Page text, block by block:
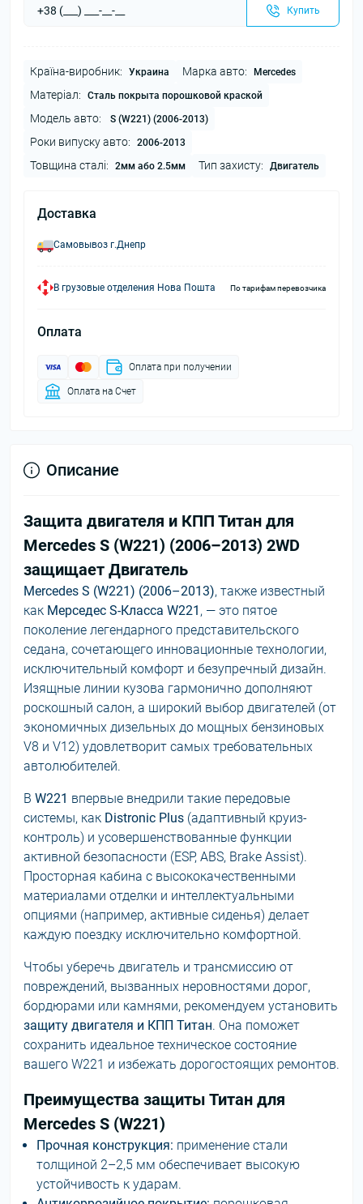
Купить
Країна-виробник: Украина Марка авто: Mercedes
Матеріал: Сталь покрыта порошковой краской
Модель авто: S (W221) (2006-2013)
Роки випуску авто: 2006-2013
Товщина сталі: 2мм або 2.5мм Тип захисту: Двигатель
Доставка
Самовывоз г.Днепр
В грузовые отделения Нова Пошта По тарифам перевозчика
Оплата
Оплата при получении
Оплата на Счет
Описание
Защита двигателя и КПП Титан для
Mercedes S (W221) (2006–2013) 2WD
защищает Двигатель
Mercedes S (W221) (2006–2013), также известный
как Мерседес S-Класса W221 , — это пятое
поколение легендарного представительского
седана, сочетающего инновационные технологии,
исключительный комфорт и безупречный дизайн.
Изящные линии кузова гармонично дополняют
роскошный салон, а широкий выбор двигателей (от
экономичных дизельных до мощных бензиновых
V8 и V12) удовлетворит самых требовательных
автолюбителей.
В W221 впервые внедрили такие передовые
системы, как Distronic Plus (адаптивный круиз-
контроль) и усовершенствованные функции
активной безопасности (ESP, ABS, Brake Assist).
Просторная кабина с высококачественными
материалами отделки и интеллектуальными
опциями (например, активные сиденья) делает
каждую поездку исключительно комфортной.
Чтобы уберечь двигатель и трансмиссию от
повреждений, вызванных неровностями дорог,
бордюрами или камнями, рекомендуем установить
защиту двигателя и КПП Титан. Она поможет
сохранить идеальное техническое состояние
вашего W221 и избежать дорогостоящих ремонтов.
Преимущества защиты Титан для
Mercedes S (W221)
Прочная конструкция: применение стали
толщиной 2–2,5 мм обеспечивает высокую
устойчивость к ударам.